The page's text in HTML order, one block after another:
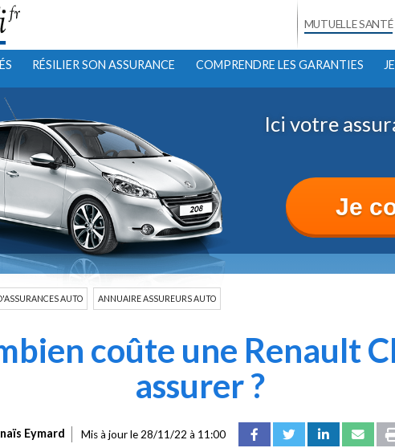
MUTUELLE SANTÉ
RÉSILIER SON ASSURANCE COMPRENDRE LES GARANTIES
Ici votre
Je
AUTO ANNUAIRE ASSUREURS AUTO
coûte une Renault
assurer ?
Eymard Mis à jour le28/11/22 à 11:00